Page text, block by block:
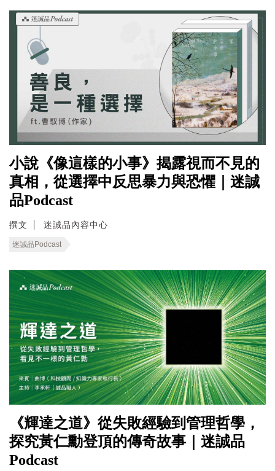
小說《像這樣的小事》揭露視而不見的
真相，從選擇中反思暴力與恐懼｜迷誠
品Podcast
撰文 迷誠品內容中心
迷誠品Podcast
《輝達之道》從失敗經驗到管理哲學，
探究黃仁勳登頂的傳奇故事｜迷誠品
Podcast